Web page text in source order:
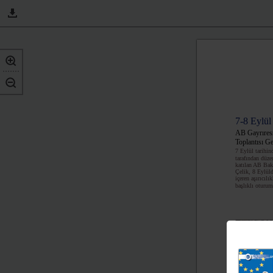
7-8 Eylül
AB
Toplantısı
7 Eylül
tarafından
katılan AB
Çelik, 8
içeren
başlıklı